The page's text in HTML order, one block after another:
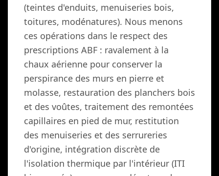
(teintes d'enduits, menuiseries bois,
toitures, modénatures). Nous menons
ces opérations dans le respect des
prescriptions ABF : ravalement à la
chaux aérienne pour conserver la
perspirance des murs en pierre et
molasse, restauration des planchers bois
et des voûtes, traitement des remontées
capillaires en pied de mur, restitution
des menuiseries et des serrureries
d'origine, intégration discrète de
l'isolation thermique par l'intérieur (ITI